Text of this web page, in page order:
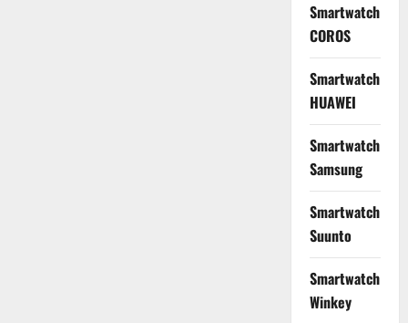
Smartwatch
COROS
Smartwatch
HUAWEI
Smartwatch
Samsung
Smartwatch
Suunto
Smartwatch
Winkey